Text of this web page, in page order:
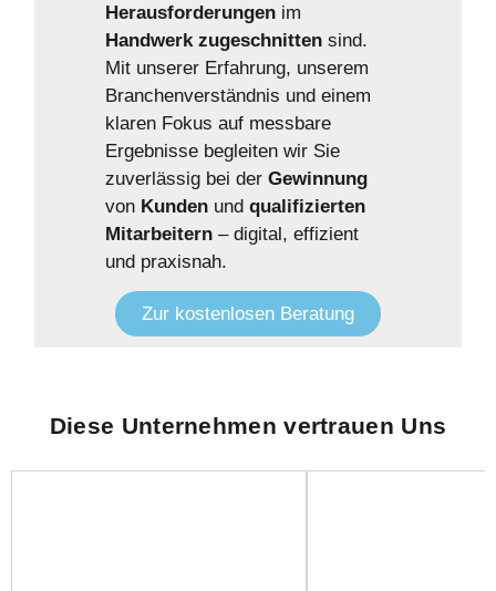
Herausforderungen im
Handwerk zugeschnitten sind.
Mit unserer Erfahrung, unserem
Branchenverständnis und einem
klaren Fokus auf messbare
Ergebnisse begleiten wir Sie
zuverlässig bei der Gewinnung
von Kunden und qualifizierten
Mitarbeitern – digital, effizient
und praxisnah.
Zur kostenlosen Beratung
Diese Unternehmen vertrauen Uns